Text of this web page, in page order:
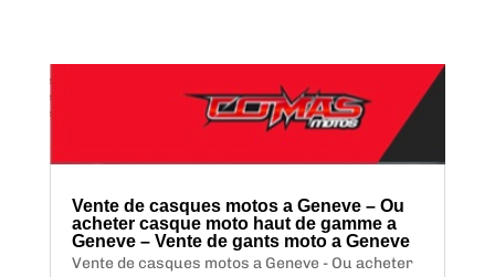
Vente de casques motos a Geneve – Ou
acheter casque moto haut de gamme a
Geneve – Vente de gants moto a Geneve
Vente de casques motos a Geneve - Ou acheter